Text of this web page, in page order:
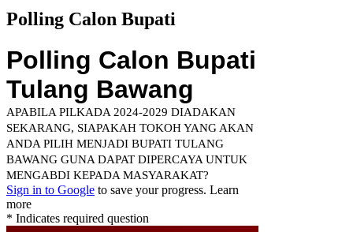
Polling Calon Bupati